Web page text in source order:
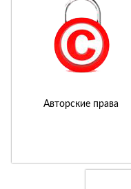
Авторские права